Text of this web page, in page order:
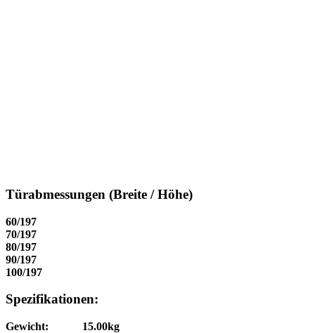
Türabmessungen (Breite / Höhe)
60/197
70/197
80/197
90/197
100/197
Spezifikationen:
Gewicht: 15.00kg